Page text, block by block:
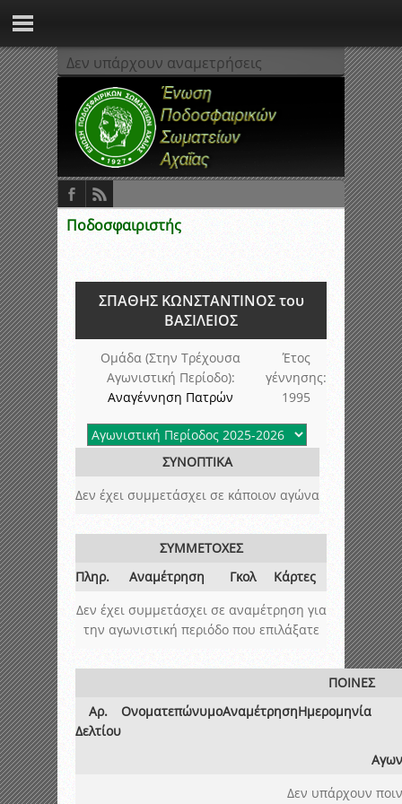
Δεν υπάρχουν αναμετρήσεις
Ποδοσφαιριστής
ΣΠΑΘΗΣ ΚΩΝΣΤΑΝΤΙΝΟΣ του
ΒΑΣΙΛΕΙΟΣ
Ομάδα (Στην Τρέχουσα
Αγωνιστική Περίοδο):
Αναγέννηση Πατρών
Έτος
γέννησης:
1995
ΣΥΝΟΠΤΙΚΑ
Δεν έχει συμμετάσχει σε κάποιον αγώνα
ΣΥΜΜΕΤΟΧΕΣ
Πληρ.
Αναμέτρηση Γκολ
Κάρτες
Δεν έχει συμμετάσχει σε αναμέτρηση για
την αγωνιστική περιόδο που επιλάξατε
ΠΟΙΝΕΣ
Αρ.
Δελτίου
ΟνοματεπώνυμοΑναμέτρησηΗμερομηνία
Δεν υπάρχουν